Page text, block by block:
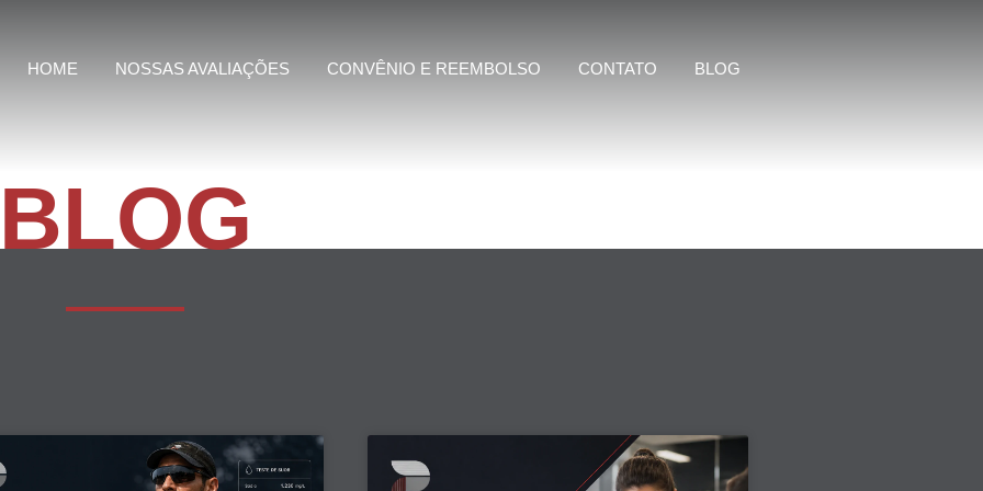
HOME NOSSAS AVALIAÇÕES CONVÊNIO E REEMBOLSO CONTATO BLOG
BLOG
Page Page